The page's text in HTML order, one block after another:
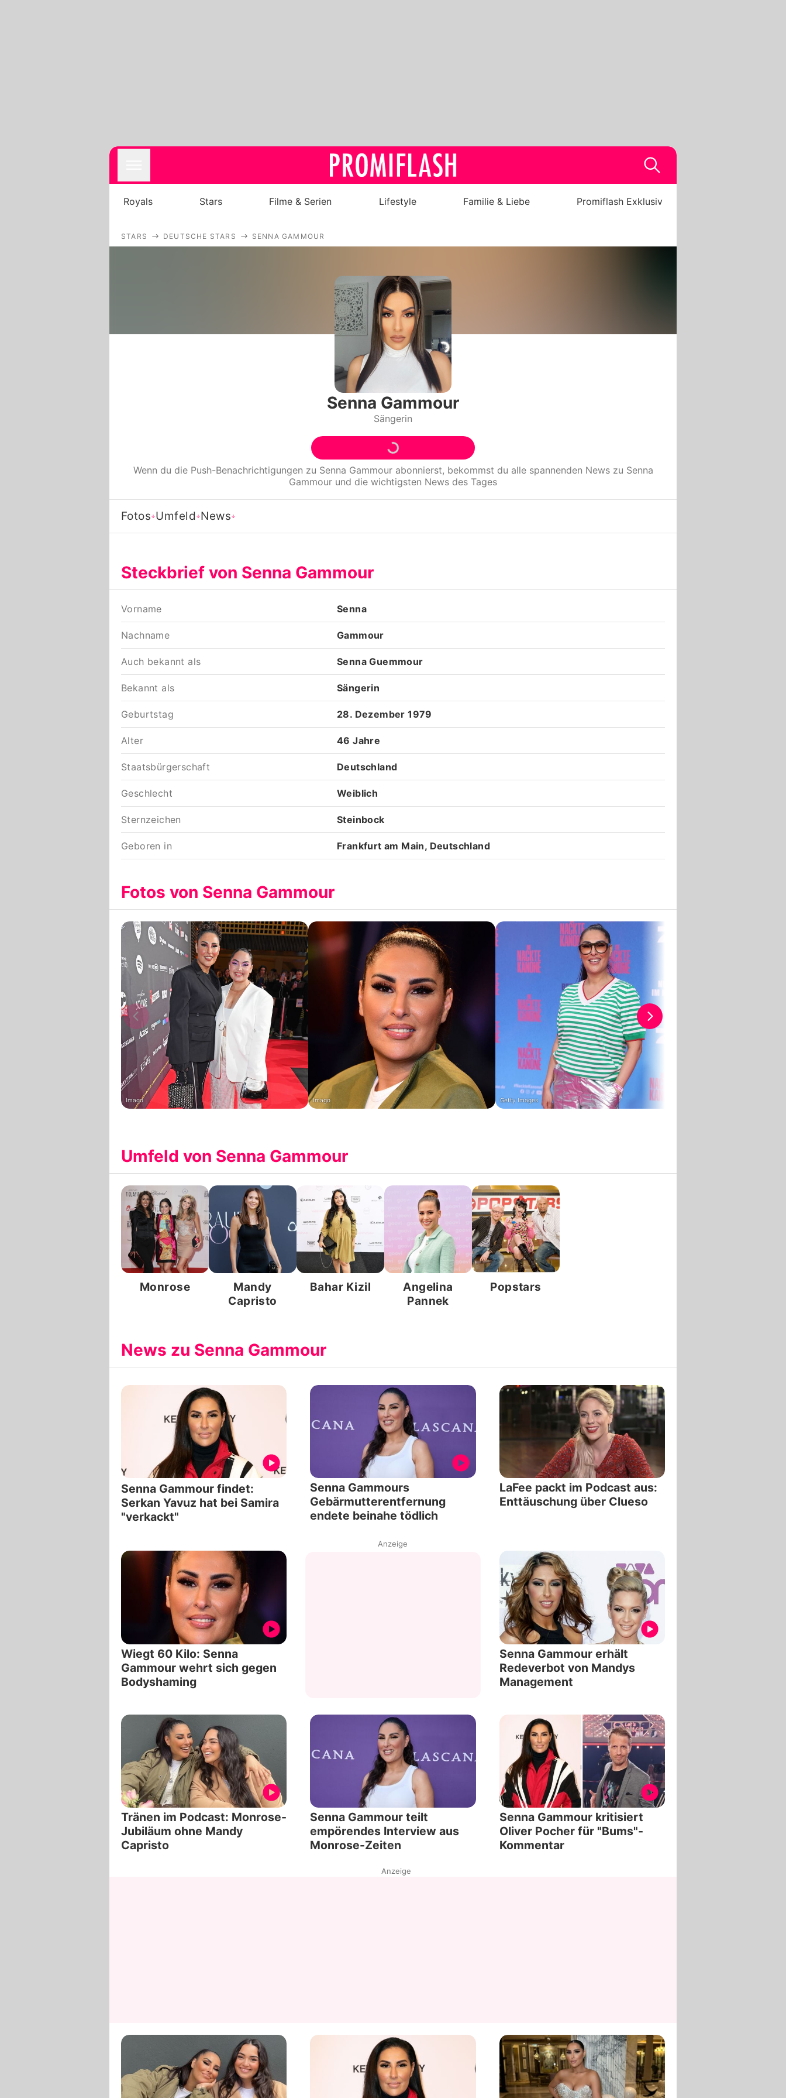
Filme & Serien
Lifestyle
Familie & Liebe
Promiflash Exklusiv
Alle Themen auf Promiflash
Jobs
App runterladen
Team
Nutzungsbedingungen
Royals Stars Filme & Serien Lifestyle Familie & Liebe Promiflash Exklusiv
STARS DEUTSCHE STARS SENNA GAMMOUR
Senna Gammour
Sängerin
Wenn du die Push-Benachrichtigungen zu Senna Gammourabonnierst, bekommst du alle spannenden News zu Senna
Gammour und die wichtigsten News des Tages
Fotos Umfeld News
Steckbrief von Senna Gammour
Vorname Senna
Nachname Gammour
Auch bekannt als Senna Guemmour
Bekannt als Sängerin
Geburtstag 28. Dezember 1979
Alter 46 Jahre
Staatsbürgerschaft Deutschland
Geschlecht Weiblich
Sternzeichen Steinbock
Geboren in Frankfurt am Main, Deutschland
Fotos von Senna Gammour
Imago Imago Getty Images
Umfeld von Senna Gammour
Monrose
Mandy
Capristo
Bahar Kizil
Angelina
Pannek
Popstars
News zu Senna Gammour
Senna Gammour findet:
Serkan Yavuz hat bei Samira
"verkackt"
Senna Gammours
Gebärmutterentfernung
endete beinahe tödlich
LaFee packt im Podcast aus:
Enttäuschung über Clueso
Wiegt 60 Kilo: Senna
Gammour wehrt sich gegen
Bodyshaming
Anzeige
Senna Gammour erhält
Redeverbot von Mandys
Management
Tränen im Podcast: Monrose-
Jubiläum ohne Mandy
Capristo
Senna Gammour teilt
empörendes Interview aus
Monrose-Zeiten
Senna Gammour kritisiert
Oliver Pocher für "Bums"-
Kommentar
Anzeige